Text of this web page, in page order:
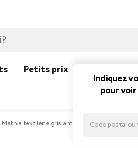
Indiquez
pour voir
Petits prix
Mathis textilène gris anthracite